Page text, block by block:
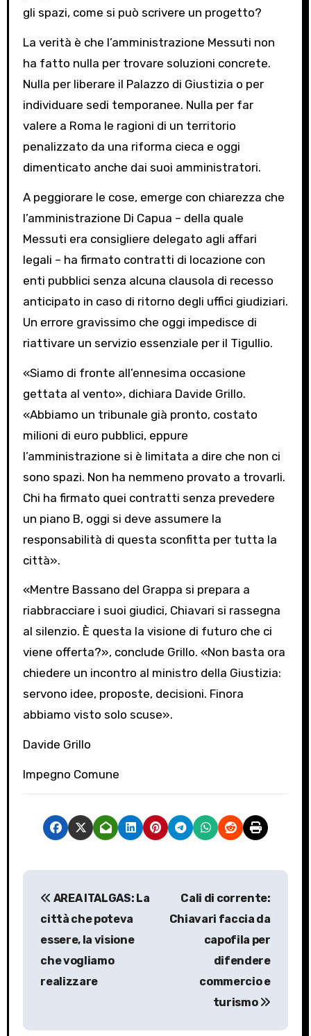
gli spazi, come si può scrivere un progetto?
La verità è che l’amministrazione Messuti non
ha fatto nulla per trovare soluzioni concrete.
Nulla per liberare il Palazzo di Giustizia o per
individuare sedi temporanee. Nulla per far
valere a Roma le ragioni di un territorio
penalizzato da una riforma cieca e oggi
dimenticato anche dai suoi amministratori.
A peggiorare le cose, emerge con chiarezza che
l’amministrazione Di Capua – della quale
Messuti era consigliere delegato agli affari
legali – ha firmato contratti di locazione con
enti pubblici senza alcuna clausola di recesso
anticipato in caso di ritorno degli uffici giudiziari.
Un errore gravissimo che oggi impedisce di
riattivare un servizio essenziale per il Tigullio.
«Siamo di fronte all’ennesima occasione
gettata al vento», dichiara Davide Grillo.
«Abbiamo un tribunale già pronto, costato
milioni di euro pubblici, eppure
l’amministrazione si è limitata a dire che non ci
sono spazi. Non ha nemmeno provato a trovarli.
Chi ha firmato quei contratti senza prevedere
un piano B, oggi si deve assumere la
responsabilità di questa sconfitta per tutta la
città».
«Mentre Bassano del Grappa si prepara a
riabbracciare i suoi giudici, Chiavari si rassegna
al silenzio. È questa la visione di futuro che ci
viene offerta?», conclude Grillo. «Non basta ora
chiedere un incontro al ministro della Giustizia:
servono idee, proposte, decisioni. Finora
abbiamo visto solo scuse».
Davide Grillo
Impegno Comune
N
a
AREA ITALGAS: La
città che poteva
essere, la visione
che vogliamo
realizzare
Cali di corrente:
Chiavari faccia da
capofila per
difendere
commercio e
turismo